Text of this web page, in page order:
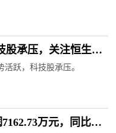
股承压，关注恒生科
通互联网ETF易方达
跃，科技股承压。
万元，同比下